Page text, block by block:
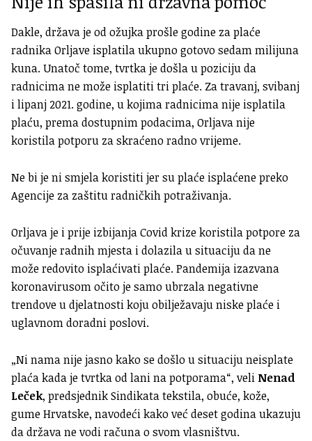
Dakle, država je od ožujka prošle godine za plaće
radnika Orljave isplatila ukupno gotovo sedam milijuna
kuna. Unatoč tome, tvrtka je došla u poziciju da
radnicima ne može isplatiti tri plaće. Za travanj, svibanj
i lipanj 2021. godine, u kojima radnicima nije isplatila
plaću, prema dostupnim podacima, Orljava nije
koristila potporu za skraćeno radno vrijeme.
Ne bi je ni smjela koristiti jer su plaće isplaćene preko
Agencije za zaštitu radničkih potraživanja.
Orljava je i prije izbijanja Covid krize koristila potpore za
očuvanje radnih mjesta i dolazila u situaciju da ne
može redovito isplaćivati plaće. Pandemija izazvana
koronavirusom očito je samo ubrzala negativne
trendove u djelatnosti koju obilježavaju niske plaće i
uglavnom doradni poslovi.
„Ni nama nije jasno kako se došlo u situaciju neisplate
plaća kada je tvrtka od lani na potporama“, veli Nenad
Leček, predsjednik Sindikata tekstila, obuće, kože,
gume Hrvatske, navodeći kako već deset godina ukazuju
da država ne vodi računa o svom vlasništvu.